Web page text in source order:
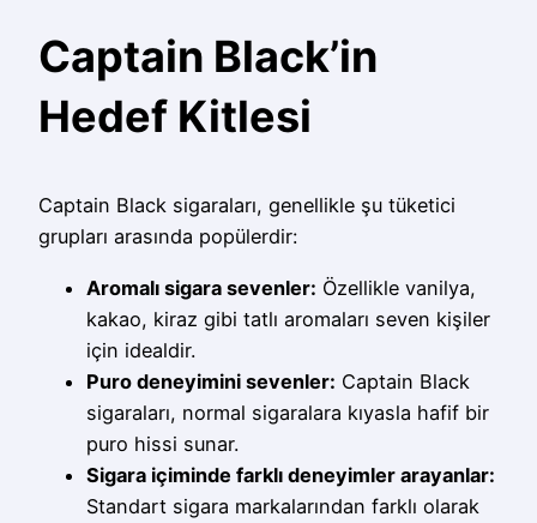
Captain Black’in
Hedef Kitlesi
Captain Black sigaraları, genellikle şu tüketici
grupları arasında popülerdir:
Aromalı sigara sevenler: Özellikle vanilya,
kakao, kiraz gibi tatlı aromaları seven kişiler
için idealdir.
Puro deneyimini sevenler: Captain Black
sigaraları, normal sigaralara kıyasla hafif bir
puro hissi sunar.
Sigara içiminde farklı deneyimler arayanlar:
Standart sigara markalarından farklı olarak